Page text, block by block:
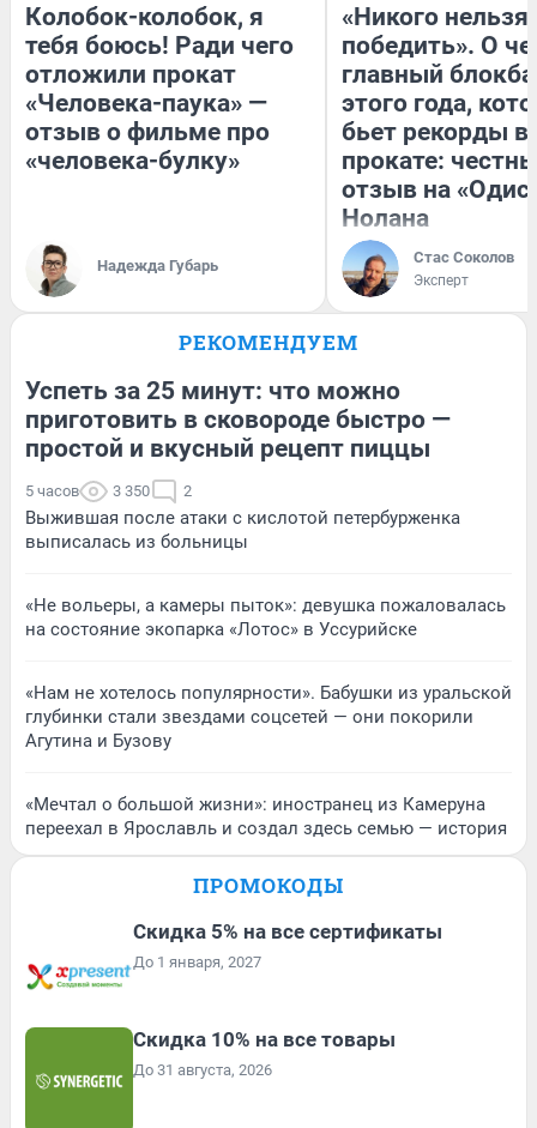
Колобок-колобок, я
тебя боюсь! Ради чего
отложили прокат
«Человека-паука» —
отзыв о фильме про
«человека-булку»
Надежда Губарь
«Никого нельзя
победить». О
главный
этого года,
бьет рекорды в
прокате:
отзыв на
Нолана
Стас Соколов
Эксперт
РЕКОМЕНДУЕМ
Успеть за 25 минут: что можно
приготовить в сковороде быстро —
простой и вкусный рецепт пиццы
5 часов 3 350 2
Выжившая после атаки с кислотой петербурженка
выписалась из больницы
«Не вольеры, а камеры пыток»: девушка пожаловалась
на состояние экопарка «Лотос» в Уссурийске
«Нам не хотелось популярности». Бабушки из уральской
глубинки стали звездами соцсетей — они покорили
Агутина и Бузову
«Мечтал о большой жизни»: иностранец из Камеруна
переехал в Ярославль и создал здесь семью — история
ПРОМОКОДЫ
Скидка 5% на все сертификаты
До 1 января, 2027
Скидка 10% на все товары
До 31 августа, 2026